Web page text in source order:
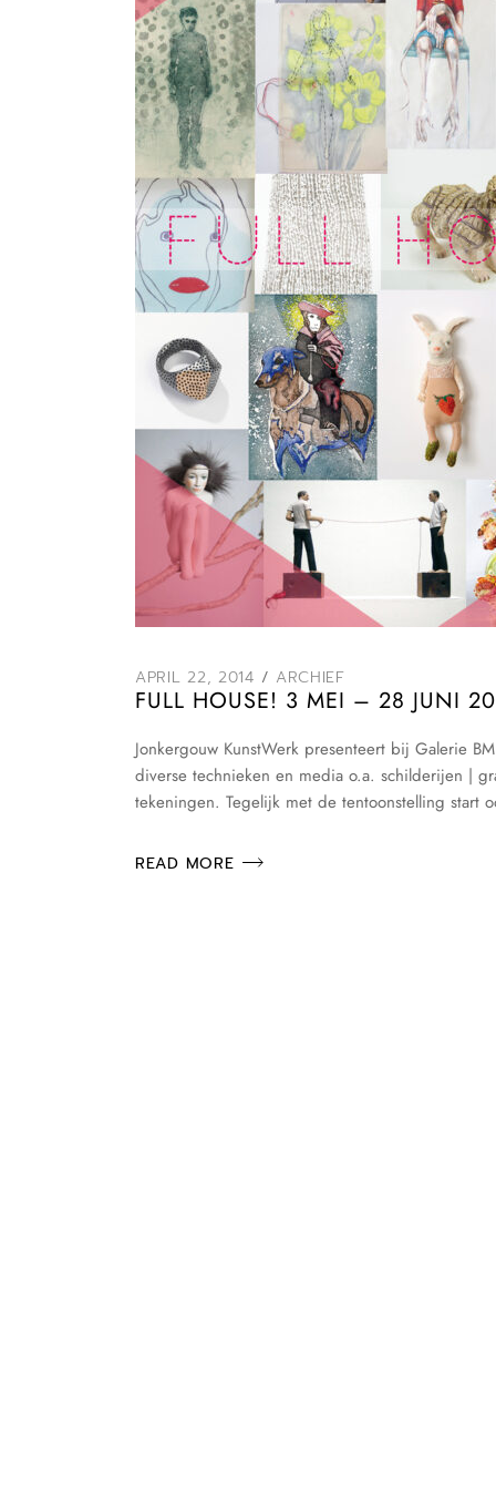
APRIL 22, 2014 ARCHIEF
FULL HOUSE! 3 MEI – 28 JUNI
Jonkergouw KunstWerk presenteert bij Galerie
diverse technieken en media o.a. schilderijen |
tekeningen. Tegelijk met de tentoonstelling start
READ MORE